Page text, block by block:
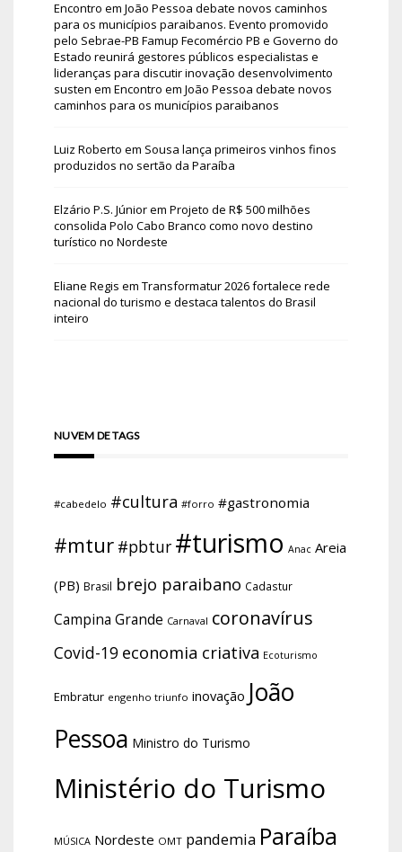
Encontro em João Pessoa debate novos caminhos
para os municípios paraibanos. Evento promovido
pelo Sebrae-PB Famup Fecomércio PB e Governo do
Estado reunirá gestores públicos especialistas e
lideranças para discutir inovação desenvolvimento
susten em Encontro em João Pessoa debate novos
caminhos para os municípios paraibanos
Luiz Roberto em Sousa lança primeiros vinhos finos
produzidos no sertão da Paraíba
Elzário P.S. Júniorem Projeto de R$ 500 milhões
consolida Polo Cabo Branco como novo destino
turístico no Nordeste
Eliane Regis em Transformatur 2026 fortalece rede
nacional do turismo e destaca talentos do Brasil
inteiro
NUVEM DE TAGS
#cabedelo #cultura #forro #gastronomia
#mtur #pbtur #turismo Anac Areia
(PB) Brasil brejo paraibano Cadastur
Campina Grande Carnaval coronavírus
Covid-19 economia criativa Ecoturismo
Embratur engenho triunfo inovação João
Pessoa Ministro do Turismo
Ministério do Turismo
MÚSICA Nordeste OMT pandemia Paraíba